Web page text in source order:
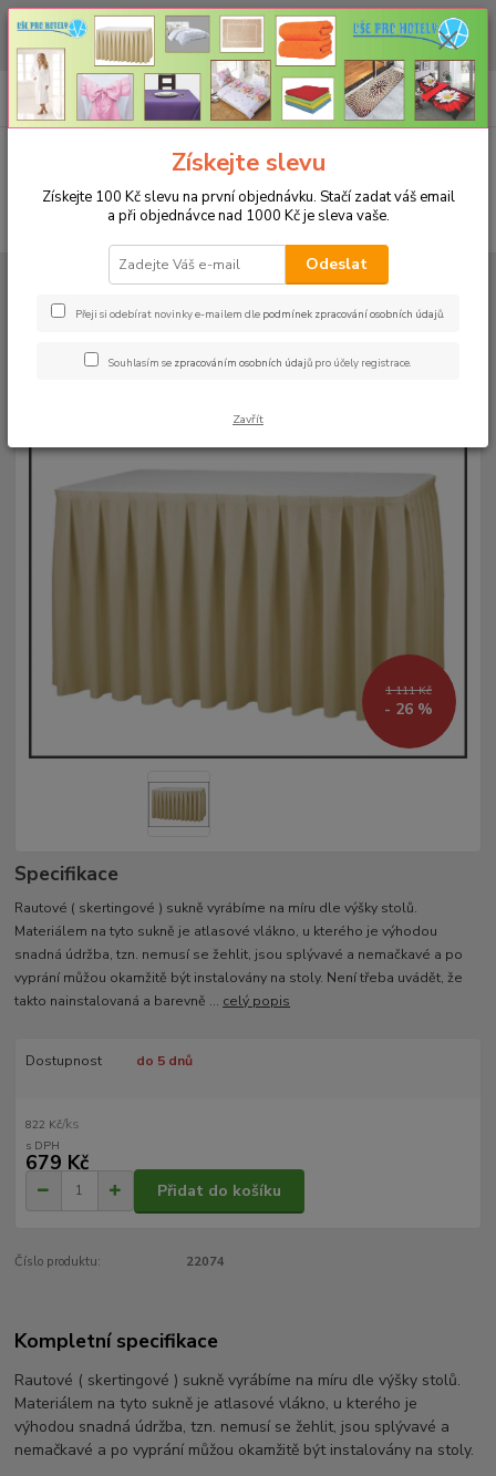
CHCETE NAKOUPIT VĚTŠÍ MNOŽSTVÍ NAŠICH PRODUKTŮ ZA LEPŠÍ
CENU? Klikněte ZDE
CZK
+420 773 794 023
Pondělí-pátek 9-16 hodin
0ks
za0 Kč
RAUTOVÉ SUKNĚ RODOS
Rautová sukně Rodos 73x150cm
Rautová sukně Rodos-výška
73cm, délka 150cm - béžová
1 111 Kč
- 26 %
Specifikace
Rautové ( skertingové ) sukně vyrábíme na míru dle výšky stolů.
Materiálem na tyto sukně je atlasové vlákno, u kterého je výhodou
snadná údržba, tzn. nemusí se žehlit, jsou splývavé a nemačkavé a po
vyprání můžou okamžitě být instalovány na stoly. Není třeba uvádět, že
takto nainstalovaná a barevně ... celý popis
Dostupnost do 5 dnů
822 Kč/ks
679 Kč
Přidat do košíku
Číslo produktu: 22074
Kompletní specifikace
Rautové ( skertingové ) sukně vyrábíme na míru dle výšky stolů.
Materiálem na tyto sukně je atlasové vlákno, u kterého je
výhodou snadná údržba, tzn. nemusí se žehlit, jsou splývavé a
nemačkavé a po vyprání můžou okamžitě být instalovány na stoly.
Získejte slevu
Získejte 100 Kč slevu na první objednávku. Stačí zadat váš email
a při objednávce nad 1000 Kč je sleva vaše.
Odeslat
Přeji si odebírat novinky e-mailem dle podmínek zpracování osobních údajů.
Souhlasím se zpracováním osobních údajů pro účely registrace.
Zavřít